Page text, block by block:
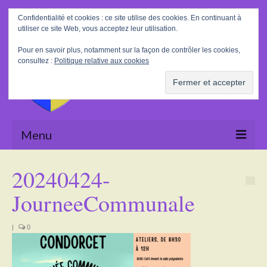
Rechercher
:
Menu
La Mairie
Tourisme
20240424-
JourneeCommunale
| 0
Confidentialité et cookies : ce site utilise des cookies. En continuant à
utiliser ce site Web, vous acceptez leur utilisation.
Pour en savoir plus, notamment sur la façon de contrôler les cookies,
consultez : Politique relative aux cookies